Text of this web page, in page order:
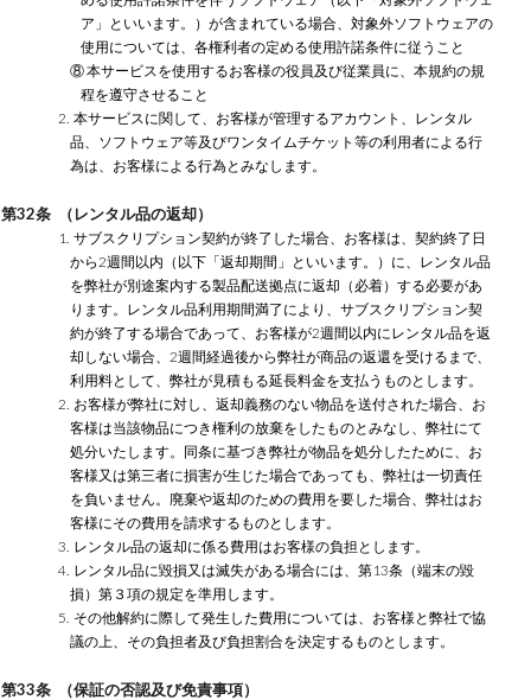
ア」といいます。）が含まれている場合、対象外ソフトウェアの
使用については、各権利者の定める使用許諾条件に従うこと
⑧ 本サービスを使用するお客様の役員及び従業員に、本規約の規
程を遵守させること
2. 本サービスに関して、お客様が管理するアカウント、レンタル
品、ソフトウェア等及びワンタイムチケット等の利用者による行
為は、お客様による行為とみなします。
第32条 （レンタル品の返却）
1. サブスクリプション契約が終了した場合、お客様は、契約終了日
から2週間以内（以下「返却期間」といいます。）に、レンタル品
を弊社が別途案内する製品配送拠点に返却（必着）する必要があ
ります。レンタル品利用期間満了により、サブスクリプション契
約が終了する場合であって、お客様が2週間以内にレンタル品を返
却しない場合、2週間経過後から弊社が商品の返還を受けるまで、
利用料として、弊社が見積もる延長料金を支払うものとします。
2. お客様が弊社に対し、返却義務のない物品を送付された場合、お
客様は当該物品につき権利の放棄をしたものとみなし、弊社にて
処分いたします。同条に基づき弊社が物品を処分したために、お
客様又は第三者に損害が生じた場合であっても、弊社は一切責任
を負いません。廃棄や返却のための費用を要した場合、弊社はお
客様にその費用を請求するものとします。
3. レンタル品の返却に係る費用はお客様の負担とします。
4. レンタル品に毀損又は滅失がある場合には、第13条（端末の毀
損）第３項の規定を準用します。
5. その他解約に際して発生した費用については、お客様と弊社で協
議の上、その負担者及び負担割合を決定するものとします。
第33条 （保証の否認及び免責事項）